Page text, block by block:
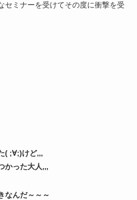
セミナーを受けてその度に衝撃を受
( ;∀;)けど,,,
かった大人,,,
なんだ～～～